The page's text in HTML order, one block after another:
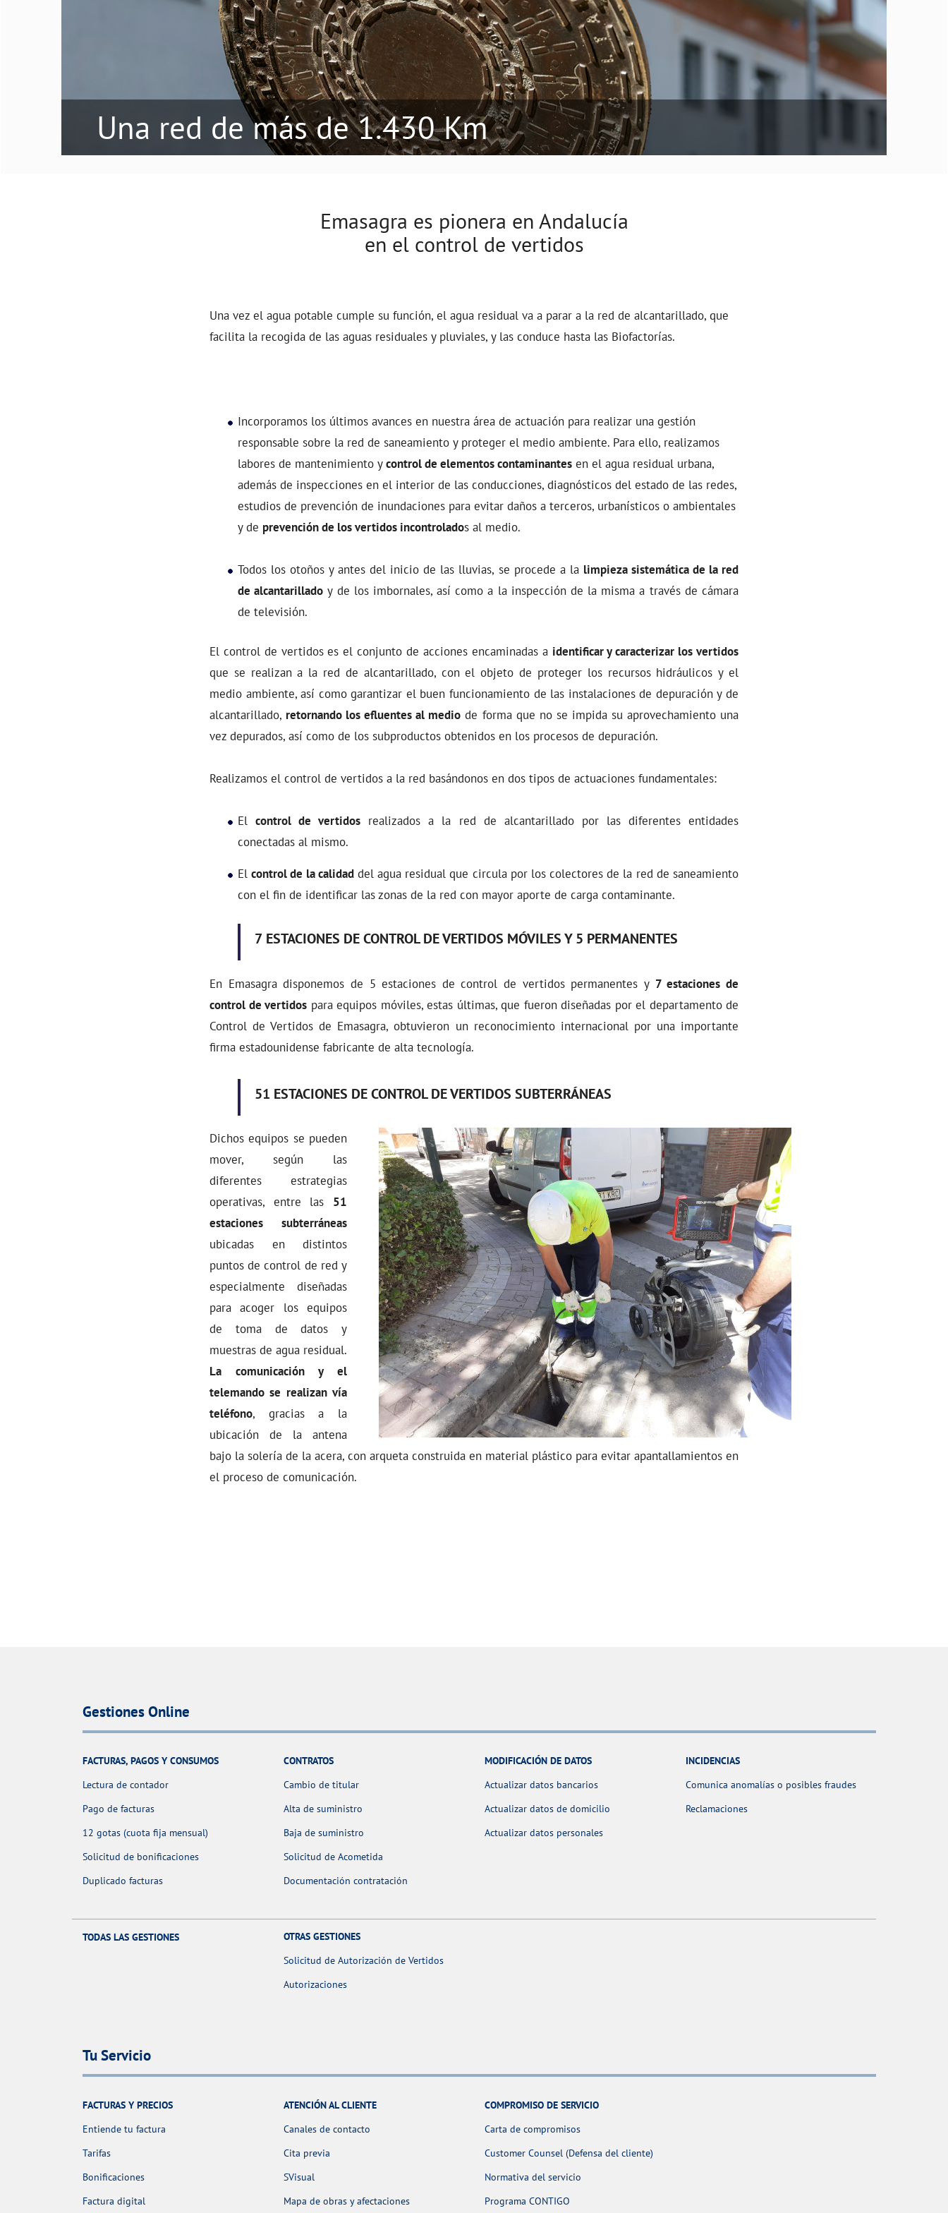
Una red de más de 1.430 Km
Emasagra es pionera en Andalucía
en el control de vertidos
Una vez el agua potable cumple su función, el agua residual va a parar a la red de alcantarillado, que
facilita la recogida de las aguas residuales y pluviales, y las conduce hasta las Biofactorías.
Incorporamos los últimos avances en nuestra área de actuación para realizar una gestión
responsable sobre la red de saneamiento y proteger el medio ambiente. Para ello, realizamos
labores de mantenimiento ycontrol de elementos contaminantes en el agua residual urbana,
además de inspecciones en el interior de las conducciones, diagnósticos del estado de las redes,
estudios de prevención de inundaciones para evitar daños a terceros, urbanísticos o ambientales
y de prevención de los vertidos incontrolados al medio.
Todos los otoños y antes del inicio de las lluvias, se procede a la limpieza sistemática de la red
de alcantarillado y de los imbornales, así como a la inspección de la misma a través de cámara
de televisión.
El control de vertidos es el conjunto de acciones encaminadas a identificar y caracterizar los vertidos
que se realizan a la red de alcantarillado, con el objeto de proteger los recursos hidráulicos y el
medio ambiente, así como garantizar el buen funcionamiento de las instalaciones de depuración y de
alcantarillado, retornando los efluentes al medio de forma que no se impida su aprovechamiento una
vez depurados, así como de los subproductos obtenidos en los procesos de depuración.
Realizamos el control de vertidos a la red basándonos en dos tipos de actuaciones fundamentales:
Elcontrol de vertidos realizados a la red de alcantarillado por las diferentes entidades
conectadas al mismo.
Elcontrol de la calidaddel agua residual que circula por los colectores de la red de saneamiento
con el fin de identificar las zonas de la red con mayor aporte de carga contaminante.
7 ESTACIONES DE CONTROL DE VERTIDOS MÓVILES Y5 PERMANENTES
En Emasagra disponemos de 5 estaciones de control de vertidos permanentes y 7 estaciones de
control de vertidos para equipos móviles, estas últimas, que fueron diseñadas por el departamento de
Control de Vertidos de Emasagra, obtuvieron un reconocimiento internacional por una importante
firma estadounidense fabricante de alta tecnología.
51 ESTACIONES DE CONTROL DE VERTIDOS SUBTERRÁNEAS
Dichos equipos se pueden
mover, según las
diferentes estrategias
operativas, entre las 51
estaciones subterráneas
ubicadas en distintos
puntos de control de red y
especialmente diseñadas
para acoger los equipos
de toma de datos y
muestras de agua residual.
La comunicación y el
telemando se realizan vía
teléfono, gracias a la
ubicación de la antena
bajo la solería de la acera, con arqueta construida en material plástico para evitar apantallamientos en
el proceso de comunicación.
Gestiones Online
FACTURAS, PAGOS Y CONSUMOS
Lectura de contador
Pago de facturas
12 gotas (cuota fija mensual)
Solicitud de bonificaciones
Duplicado facturas
CONTRATOS
Cambio de titular
Alta de suministro
Baja de suministro
Solicitud de Acometida
Documentación contratación
MODIFICACIÓN DE DATOS
Actualizar datos bancarios
Actualizar datos de domicilio
Actualizar datos personales
INCIDENCIAS
Comunica anomalías o posibles fraudes
Reclamaciones
TODAS LAS GESTIONES
OTRAS GESTIONES
Solicitud de Autorización de Vertidos
Autorizaciones
Tu Servicio
FACTURAS Y PRECIOS
Entiende tu factura
Tarifas
Bonificaciones
Factura digital
ATENCIÓN AL CLIENTE
Canales de contacto
Cita previa
SVisual
Mapa de obras y afectaciones
COMPROMISO DE SERVICIO
Carta de compromisos
Customer Counsel (Defensa del cliente)
Normativa del servicio
Programa CONTIGO